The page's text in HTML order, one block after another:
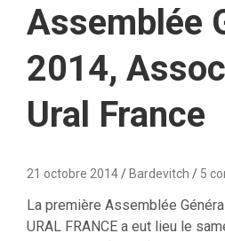
Assemblée
2014,
Ural France
21 octobre 2014 Bardevitch 5
La première Assemblée
URAL FRANCE a eut lieu le